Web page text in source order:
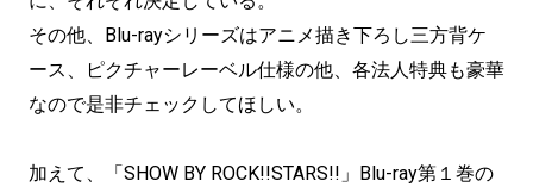
その他、Blu-rayシリーズはアニメ描き下ろし三方背ケ
ース、ピクチャーレーベル仕様の他、各法人特典も豪華
なので是非チェックしてほしい。
加えて、「SHOW BY ROCK!!STARS!!」Blu-ray第１巻の